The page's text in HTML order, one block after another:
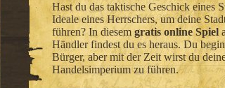
Hast du das taktische Geschick eines
Ideale eines Herrschers, um deine
führen? In diesem gratis online Spiel
Händler findest du es heraus. Du
Bürger, aber mit der Zeit wirst du
Handelsimperium zu führen.